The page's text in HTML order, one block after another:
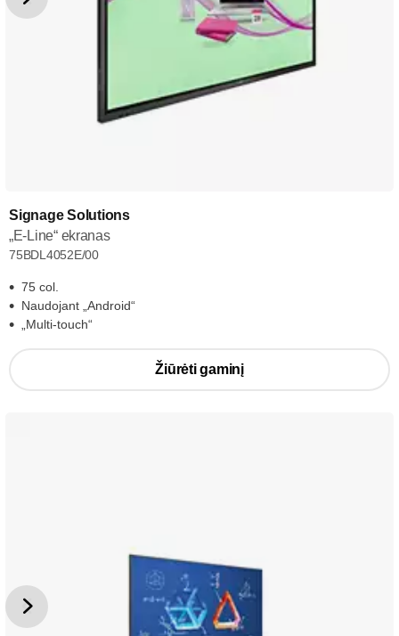
Signage Solutions
„E-Line“ ekranas
75BDL4052E/00
75 col.
Naudojant „Android“
„Multi-touch“
Žiūrėti gaminį